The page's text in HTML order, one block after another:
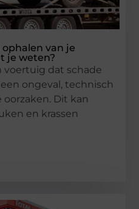
van je
je weten?
voertuig dat schade
ongeval, technisch
Dit kan
en krassen